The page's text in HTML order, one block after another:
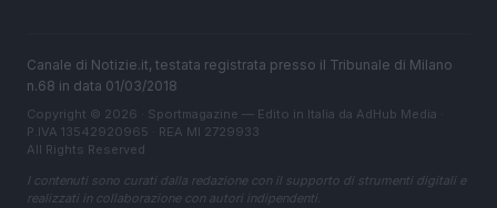
Canale di Notizie.it, testata registrata presso il Tribunale di Milano
n.68 in data 01/03/2018
Copyright © 2026 · Sportmagazine — Edito in Italia da AdHub Media
P.IVA 13542920965 · REA MI 2729933
All Rights Reserved
I contenuti sono curati dalla redazione con il supporto di strumenti digitali e
realizzati in collaborazione con autori indipendenti.